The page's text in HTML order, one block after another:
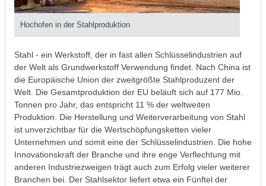
Hochofen in der Stahlproduktion
Stahl - ein Werkstoff, der in fast allen Schlüsselindustrien auf
der Welt als Grundwerkstoff Verwendung findet. Nach China ist
die Europäische Union der zweitgrößte Stahlproduzent der
Welt. Die Gesamtproduktion der EU beläuft sich auf 177 Mio.
Tonnen pro Jahr, das entspricht 11 % der weltweiten
Produktion. Die Herstellung und Weiterverarbeitung von Stahl
ist unverzichtbar für die Wertschöpfungsketten vieler
Unternehmen und somit eine der Schlüsselindustrien. Die hohe
Innovationskraft der Branche und ihre enge Verflechtung mit
anderen Industriezweigen trägt auch zum Erfolg vieler weiterer
Branchen bei. Der Stahlsektor liefert etwa ein Fünftel der